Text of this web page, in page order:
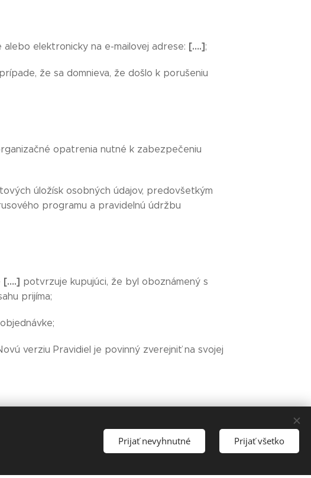
elektronicky na e-mailovej adrese: [….];
že sa domnieva, že došlo k porušeniu
opatrenia nutné k zabezpečeniu
úložísk osobných údajov, predovšetkým
programu a pravidelnú údržbu
[….] potvrzuje kupujúci, že byl oboznámený s
prijíma;
verziu Pravidiel je povinný zverejniť na svojej
Prijať nevyhnutné Prijať všetko